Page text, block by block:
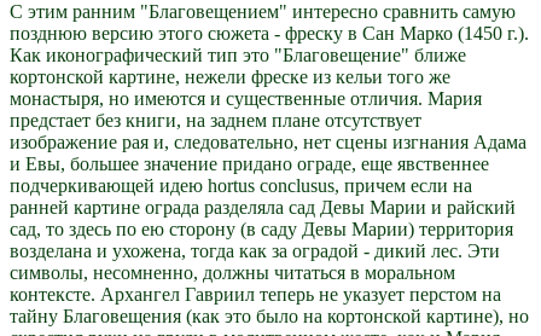
С этим ранним "Благовещением" интересно сравнить самую
позднюю версию этого сюжета - фреску в Сан Марко (1450 г.).
Как иконографический тип это "Благовещение" ближе
кортонской картине, нежели фреске из кельи того же
монастыря, но имеются и существенные отличия. Мария
предстает без книги, на заднем плане отсутствует
изображение рая и, следовательно, нет сцены изгнания Адама
и Евы, большее значение придано ограде, еще явственнее
подчеркивающей идею hortus conclusus, причем если на
ранней картине ограда разделяла сад Девы Марии и райский
сад, то здесь по ею сторону (в саду Девы Марии) территория
возделана и ухожена, тогда как за оградой - дикий лес. Эти
символы, несомненно, должны читаться в моральном
контексте. Архангел Гавриил теперь не указует перстом на
тайну Благовещения (как это было на кортонской картине), но